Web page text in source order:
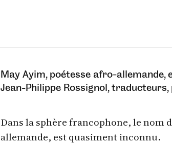
May Ayim, poétesse afro-allemande,
Jean‑Philippe Rossignol,
Dans la sphère francophone, le nom
allemande, est quasiment inconnu.